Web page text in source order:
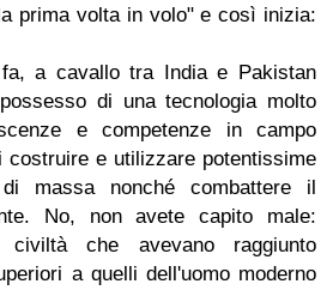
prima volta in volo" e così inizia:
a cavallo tra India e Pakistan
di una tecnologia molto
e competenze in campo
costruire e utilizzare potentissime
massa nonché combattere il
No, non avete capito male:
che avevano raggiunto
a quelli dell'uomo moderno